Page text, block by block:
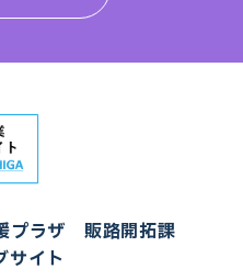
プラザ 販路開拓課
サイト